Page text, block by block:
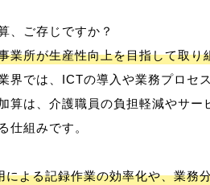
、ご存じですか？
業所が生産性向上を目指して取
界では、ICTの導入や業務プロセ
算は、介護職員の負担軽減やサ
仕組みです。
による記録作業の効率化や、業務